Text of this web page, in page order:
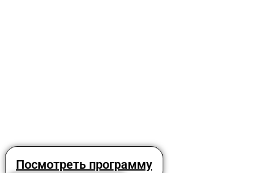
Посмотреть программу